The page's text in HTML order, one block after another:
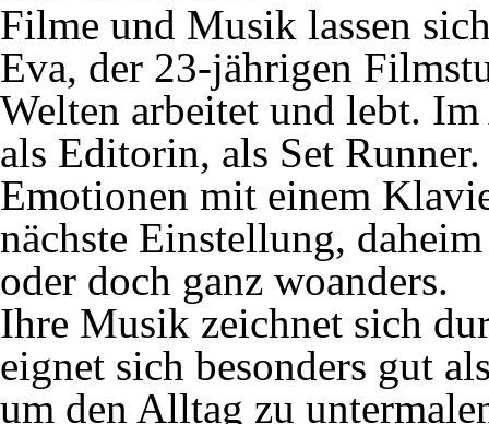
Filme und Musik lassen
Eva, der 23-jährigen
Welten arbeitet und lebt.
als Editorin, als Set
Emotionen mit einem
nächste Einstellung,
oder doch ganz woanders.
Ihre Musik zeichnet sich
eignet sich besonders gut
um den Alltag zu